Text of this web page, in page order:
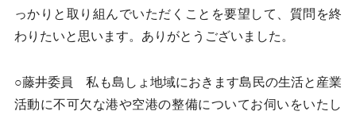
っかりと取り組んでいただくことを要望して、質問を終
わりたいと思います。ありがとうございました。
○藤井委員 私も島しょ地域におきます島民の生活と産業
活動に不可欠な港や空港の整備についてお伺いをいたし